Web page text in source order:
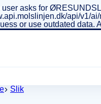
asks for
api/v1/
or use outdated data.
Slik